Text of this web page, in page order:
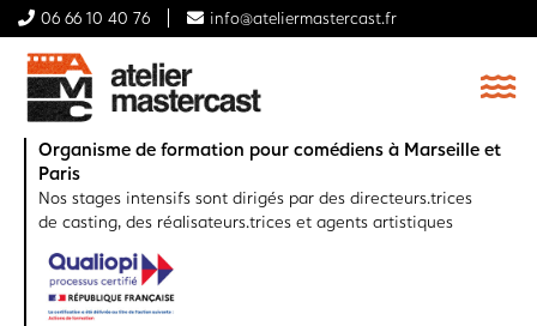
06 66 10 40 76 info@ateliermastercast.fr
Organisme de formation pour comédiens à Marseille et
Paris
Nos stages intensifs sont dirigés par des directeurs.trices
de casting, des réalisateurs.trices et agents artistiques